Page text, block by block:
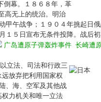
倒幕。１８６８年，革
高无上的统治。明治
午战争；１９０４年挑起日
５日宣布无条件投降。战后
广岛遭原子弹轰炸事件 长崎遭
立法、司法和行政三
放弃把利用国家权
、海、空军及其他战
力机关和唯一立法